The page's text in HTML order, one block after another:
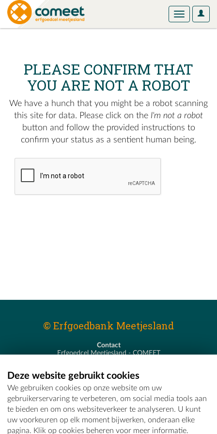
User
Toggle
PLEASE CONFIRM THAT
YOU ARE NOT A ROBOT
We have a hunch that you might be a robot scanning
this site for data. Please click on the I'm not a robot
button and follow the provided instructions to
confirm your status as a sentient human being.
© Erfgoedbank Meetjesland
Contact
Erfgoedcel Meetjesland - COMEET
T - 09 373 75 96
E -erfgoedcel@comeet.be
Deze website gebruikt cookies
We gebruiken cookies op onze website om uw
gebruikerservaring te verbeteren, om social media tools aan
te bieden en om ons websiteverkeer te analyseren. U kunt
uw voorkeuren op elk moment bijwerken, onderaan elke
pagina. Klik op cookies beheren voor meer informatie.